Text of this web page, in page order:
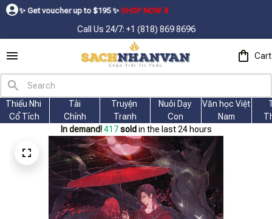
up to $195ㅤ ✨ㅤSHOP NOW ⬇
Call Us 24/7: +1 (818) 869 8696
Cart
Thiếu Nhi
Cổ Tích
Tài
Chính
Truyện
Tranh
Nuôi Dạy
Con
Văn học Việt
Nam
In demand! 420 sold in the last 24 hours